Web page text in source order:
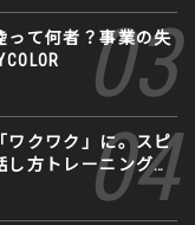
って何者？事業の失
ワクワク」に。スピ
し方トレーニング」